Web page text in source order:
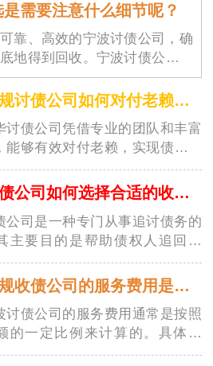
需要注意什么细节呢？
靠、高效的宁波讨债公司，确
地得到回收。宁波讨债公司的
眼前的经济问题，更是为了维
好运作。随着商业交易的增加
滕州正规讨债公司如何对付老赖？都有哪些高招？
讨债公司凭借专业的团队和丰富
能够有效对付老赖，实现债务追
。这些高招的运用，让讨债行业
，并为债权人提供了更好的保
社会经济的发展，讨债行业也越
…
滕州讨债公司如何选择合适的收费方式？
公司是一种专门从事追讨债务的
主要目的是帮助债权人追回欠
择收费方式时，台州讨债公司需
种因素，以确保能够满足客户的
得合理的收益。以下是一些常见
…
滕州正规收债公司的服务费用是如何计算的？
讨债公司的服务费用通常是按照
的一定比例来计算的。具体来
费用通常由以下几个方面组成：